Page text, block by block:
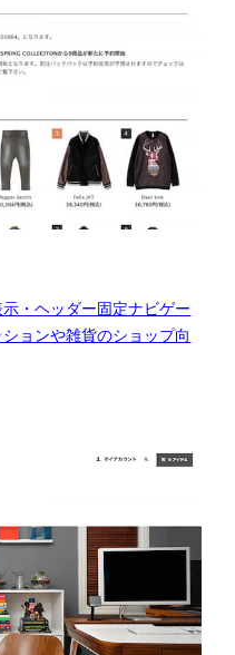
・ヘッダー固定ナビゲー
ョンや雑貨のショップ向